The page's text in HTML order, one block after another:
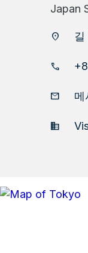
Japan
location_on 길
phone
email 메
domain